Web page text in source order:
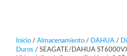
Inicio/ Almacenamiento/ DAHUA/
Duros / SEAGATE/DAHUA